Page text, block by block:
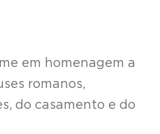
em homenagem a
romanos,
do casamento e do